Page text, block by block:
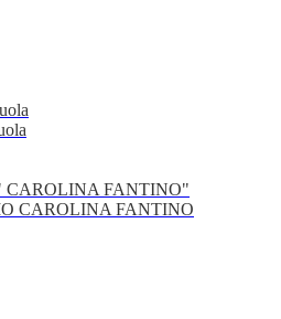
CAROLINA FANTINO"
CAROLINA FANTINO